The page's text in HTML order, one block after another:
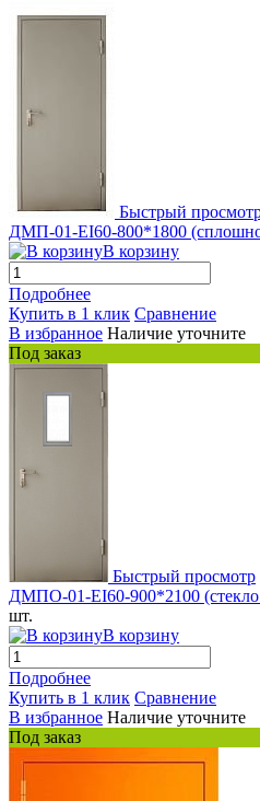
Быстрый
ДМП-01-EI60-800*1800
В корзину
Подробнее
Купить в 1 клик Сравнение
В избранное Наличие уточните
Под заказ
Быстрый просмотр
ДМПО-01-EI60-900*2100
шт.
В корзину
Подробнее
Купить в 1 клик Сравнение
В избранное Наличие уточните
Под заказ